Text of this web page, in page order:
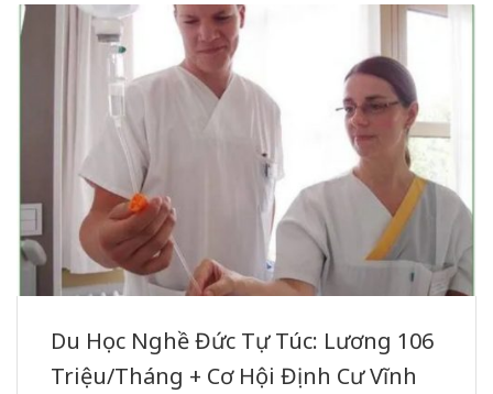
Du Học Nghề Đức Tự Túc: Lương 106
Triệu/Tháng + Cơ Hội Định Cư Vĩnh